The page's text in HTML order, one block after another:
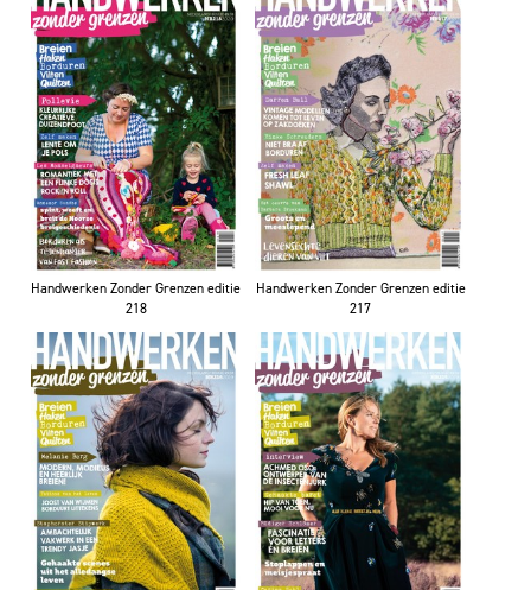
Handwerken Zonder Grenzen editie
218
Handwerken Zonder Grenzen editie
217